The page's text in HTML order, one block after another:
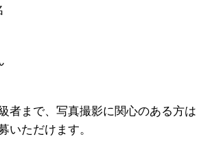
者まで、写真撮影に関心のある方は
いただけます。